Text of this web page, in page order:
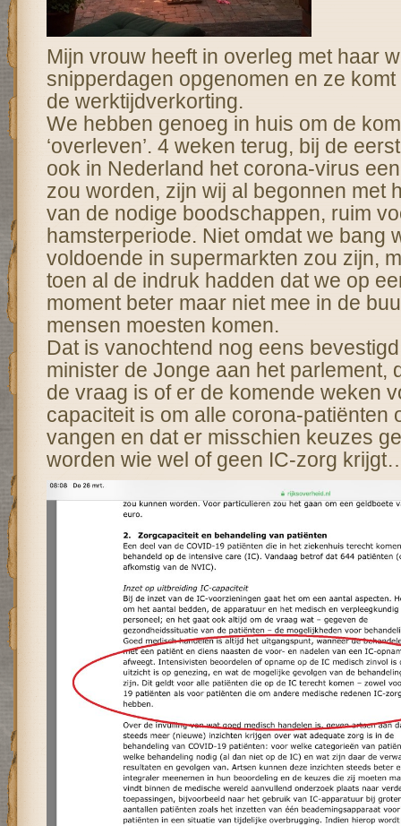
Mijn vrouw heeft in overleg met haar
snipperdagen opgenomen en ze
de werktijdverkorting.
We hebben genoeg in huis om de
‘overleven’. 4 weken terug, bij de
ook in Nederland het corona-virus
zou worden, zijn wij al begonnen met
van de nodige boodschappen, ruim
hamsterperiode. Niet omdat we bang
voldoende in supermarkten zou zijn,
toen al de indruk hadden dat we op
moment beter maar niet mee in de
mensen moesten komen.
Dat is vanochtend nog eens
minister de Jonge aan het parlement,
de vraag is of er de komende weken
capaciteit is om alle corona-patiënten
vangen en dat er misschien keuzes
worden wie wel of geen IC-zorg